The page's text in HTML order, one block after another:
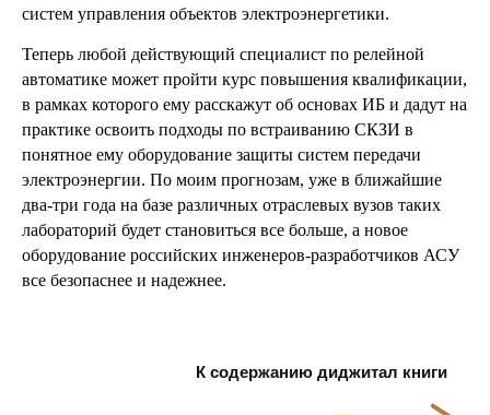
систем управления объектов электроэнергетики.
Теперь любой действующий специалист по релейной
автоматике может пройти курс повышения квалификации,
в рамках которого ему расскажут об основах ИБ и дадут на
практике освоить подходы по встраиванию СКЗИ в
понятное ему оборудование защиты систем передачи
электроэнергии. По моим прогнозам, уже в ближайшие
два-три года на базе различных отраслевых вузов таких
лабораторий будет становиться все больше, а новое
оборудование российских инженеров-разработчиков АСУ
все безопаснее и надежнее.
К содержанию диджитал книги